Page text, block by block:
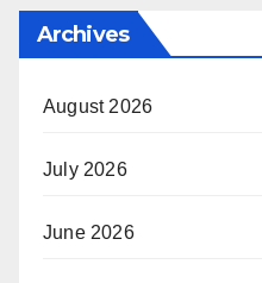
Archives
August 2026
July 2026
June 2026